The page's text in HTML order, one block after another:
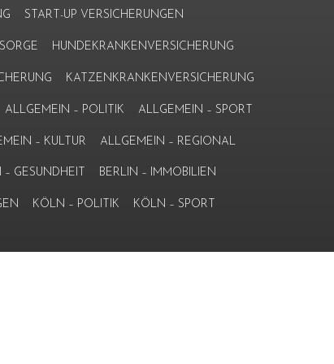
START-UP VERSICHERUNGEN
HUNDEKRANKENVERSICHERUNG
KATZENKRANKENVERSICHERUNG
ALLGEMEIN – POLITIK ALLGEMEIN – SPORT
– KULTUR ALLGEMEIN – REGIONAL
– GESUNDHEIT BERLIN – IMMOBILIEN
KÖLN – POLITIK KÖLN – SPORT